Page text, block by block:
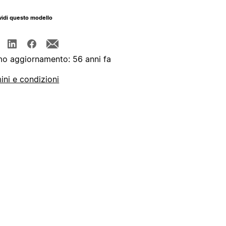
questo modello
aggiornamento: 56 anni fa
e condizioni